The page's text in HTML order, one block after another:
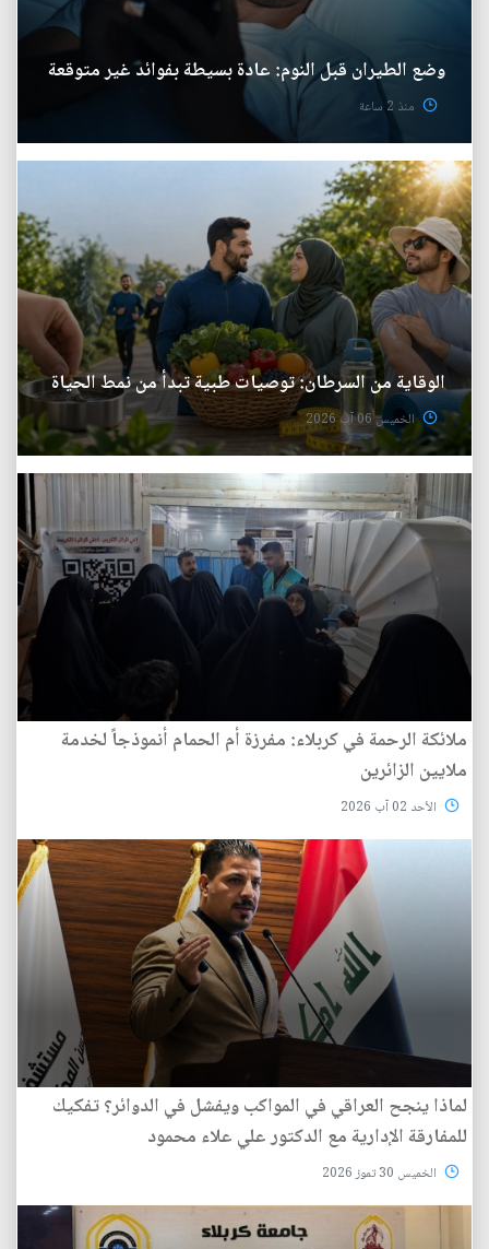
وضع الطيران قبل النوم: عادة بسيطة بفوائد غير متوقعة
منذ 2 ساعة
الوقاية من السرطان: توصيات طبية تبدأ من نمط الحياة
الخميس 06 آب 2026
ملائكة الرحمة في كربلاء: مفرزة أم الحمام أنموذجاً لخدمة
ملايين الزائرين
الأحد 02 آب 2026
لماذا ينجح العراقي في المواكب ويفشل في الدوائر؟ تفكيك
للمفارقة الإدارية مع الدكتور علي علاء محمود
الخميس 30 تموز 2026